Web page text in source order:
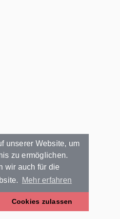
unserer Website, um
zu ermöglichen.
wir auch für die
Mehr erfahren
Cookies zulassen